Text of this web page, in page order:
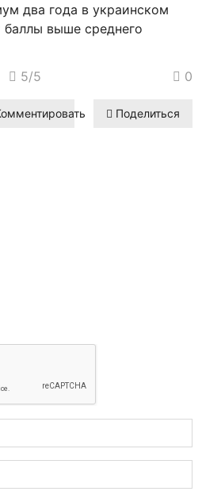
два года в украинском
выше среднего
5/5 0
Поделиться